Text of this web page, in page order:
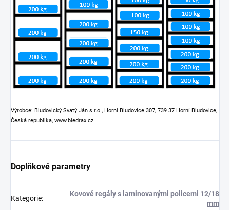
Výrobce: Bludovický Svatý Ján s.r.o., Horní Bludovice 307, 739 37 Horní Bludovice,
Česká republika, www.biedrax.cz
Doplňkové parametry
Kategorie:
Kovové regály s laminovanými policemi 12/18
mm